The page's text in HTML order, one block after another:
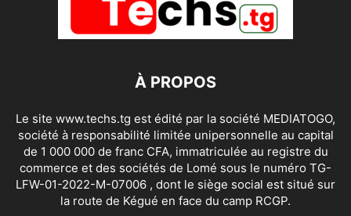
À PROPOS
Le site www.techs.tg est édité par la société MEDIATOGO,
société à responsabilité limitée unipersonnelle au capital
de 1 000 000 de franc CFA, immatriculée au registre du
commerce et des sociétés de Lomé sous le numéro TG-
LFW-01-2022-M-07006 , dont le siège social est situé sur
la route de Kégué en face du camp RCGP.